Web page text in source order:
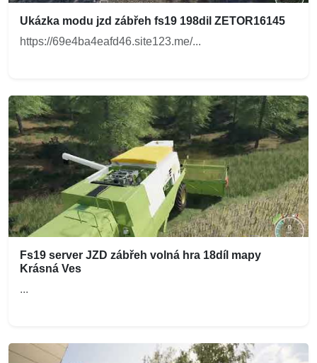
Ukázka modu jzd zábřeh fs19 198dil ZETOR16145
https://69e4ba4eafd46.site123.me/...
Fs19 server JZD zábřeh volná hra 18díl mapy
Krásná Ves
...